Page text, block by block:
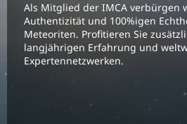
Als Mitglied der IMCA verbürgen
Authentizität und 100%igen
Meteoriten. Profitieren Sie
langjährigen Erfahrung und
Expertennetzwerken.